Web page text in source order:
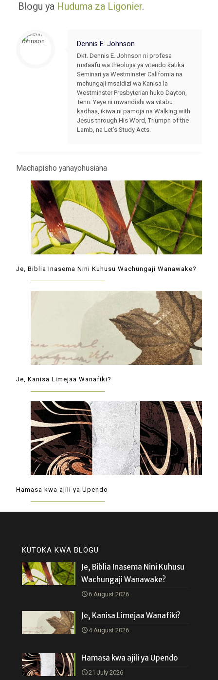
Blogu ya Huduma za Ligonier.
Dennis E. Johnson
Dkt. Dennis E. Johnson ni profesa
mstaafu wa theolojia ya vitendo katika
Seminari ya Westminster California na
mchungaji msaidizi wa Kanisa la
Westminster Presbyterian huko Dayton,
Tenn. Yeye ni mwandishi wa vitabu
kadhaa, ikiwa ni pamoja na Walking with
Jesus through His Word, Triumph of the
Lamb, na Let’s Study Acts.
Machapisho yanayohusiana
Je, Biblia Inasema Nini Kuhusu Wachungaji Wanawake?
Je, Kanisa Limejaa Wanafiki?
Hamasa kwa ajili ya Upendo
KUTOKA KWA BLOGU
Je, Biblia Inasema Nini Kuhusu
Wachungaji Wanawake?
6 August 2026
Je, Kanisa Limejaa Wanafiki?
4 August 2026
Hamasa kwa ajili ya Upendo
21 July 2026